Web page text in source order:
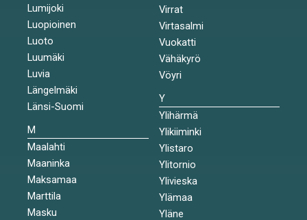
Lumijoki
Luopioinen
Luoto
Luumäki
Luvia
Längelmäki
Länsi-Suomi
M
Maalahti
Maaninka
Maksamaa
Marttila
Masku
Virrat
Virtasalmi
Vuokatti
Vähäkyrö
Vöyri
Y
Ylihärmä
Ylikiiminki
Ylistaro
Ylitornio
Ylivieska
Ylämaa
Yläne